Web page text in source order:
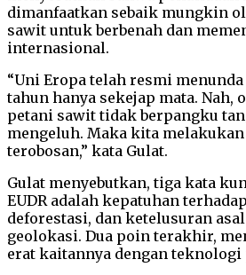
dimanfaatkan sebaik mungkin
sawit untuk berbenah dan
internasional.
“Uni Eropa telah resmi menunda
tahun hanya sekejap mata. Nah,
petani sawit tidak berpangku
mengeluh. Maka kita melakukan
terobosan,” kata Gulat.
Gulat menyebutkan, tiga kata
EUDR adalah kepatuhan
deforestasi, dan ketelusuran
geolokasi. Dua poin terakhir,
erat kaitannya dengan teknologi